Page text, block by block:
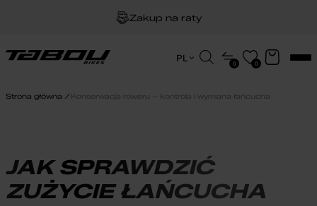
Zakup na raty
Dożywotnia gwarancja na ramę
PL
Wyszukiwarka
produktów
0 0
Strona główna Konserwacja roweru – kontrola i wymiana łańcucha
JAK SPRAWDZIĆ
ZUŻYCIE ŁAŃCUCHA